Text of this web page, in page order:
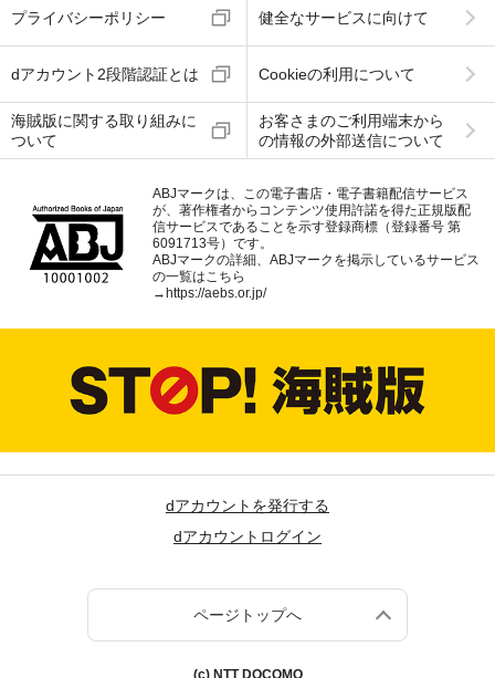
プライバシーポリシー 健全なサービスに向けて
dアカウント2段階認証とは Cookieの利用について
海賊版に関する取り組みに
ついて
お客さまのご利用端末から
の情報の外部送信について
ABJマークは、この電子書店・電子書籍配信サービス
が、著作権者からコンテンツ使用許諾を得た正規版配
信サービスであることを示す登録商標（登録番号 第
6091713号）です。
ABJマークの詳細、ABJマークを掲示しているサービス
の一覧はこちら
→ https://aebs.or.jp/
dアカウントを発行する
dアカウントログイン
ページトップへ